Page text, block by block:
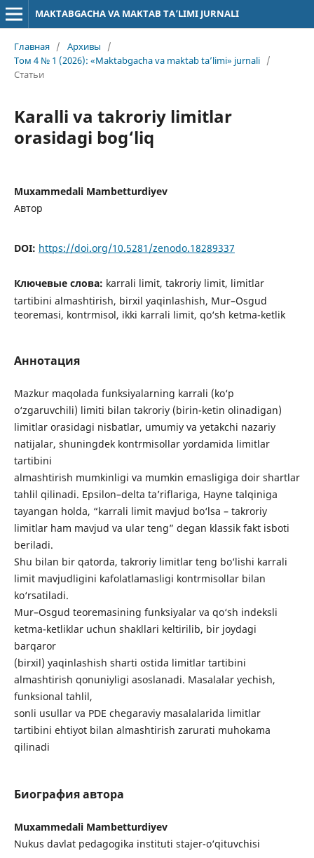
MAKTABGACHA VA MAKTAB TA’LIMI JURNALI
Главная / Архивы
/
Том 4 № 1 (2026): «Maktabgacha va maktab ta’limi» jurnali /
Статьи
Karalli va takroriy limitlar
orasidagi bog‘liq
Muxammedali Mambetturdiyev
Автор
DOI: https://doi.org/10.5281/zenodo.18289337
Ключевые слова: karrali limit, takroriy limit, limitlar
tartibini almashtirish, birxil yaqinlashish, Mur–Osgud
teoremasi, kontrmisol, ikki karrali limit, qo‘sh ketma-ketlik
Аннотация
Mazkur maqolada funksiyalarning karrali (ko‘p
o‘zgaruvchili) limiti bilan takroriy (birin-ketin olinadigan)
limitlar orasidagi nisbatlar, umumiy va yetakchi nazariy
natijalar, shuningdek kontrmisollar yordamida limitlar
tartibini
almashtirish mumkinligi va mumkin emasligiga doir shartlar
tahlil qilinadi. Epsilon–delta ta’riflariga, Hayne talqiniga
tayangan holda, “karrali limit mavjud bo‘lsa – takroriy
limitlar ham mavjud va ular teng” degan klassik fakt isboti
beriladi.
Shu bilan bir qatorda, takroriy limitlar teng bo‘lishi karrali
limit mavjudligini kafolatlamasligi kontrmisollar bilan
ko‘rsatiladi.
Mur–Osgud teoremasining funksiyalar va qo‘sh indeksli
ketma-ketliklar uchun shakllari keltirilib, bir joydagi
barqaror
(birxil) yaqinlashish sharti ostida limitlar tartibini
almashtirish qonuniyligi asoslanadi. Masalalar yechish,
funksional tahlil,
sonli usullar va PDE chegaraviy masalalarida limitlar
tartibini ehtiyot bilan almashtirish zarurati muhokama
qilinadi
Биография автора
Muxammedali Mambetturdiyev
Nukus davlat pedagogika instituti stajer-o‘qituvchisi